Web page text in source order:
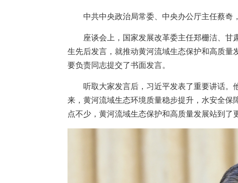
中共中央政治局常委、中央办公厅主任蔡奇
座谈会上，国家发展改革委主任郑栅洁、
生先后发言，就推动黄河流域生态保护和高质
要负责同志提交了书面发言。
听取大家发言后，习近平发表了重要讲话。
来，黄河流域生态环境质量稳步提升，水安全
点不少，黄河流域生态保护和高质量发展站到